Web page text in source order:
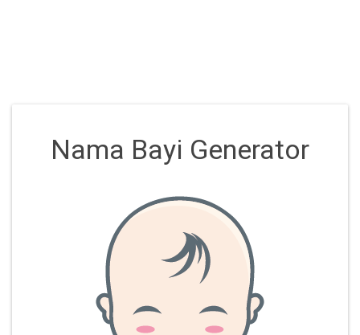
Nama Bayi Generator